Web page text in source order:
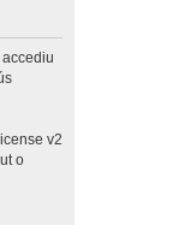
accediu
v2
o